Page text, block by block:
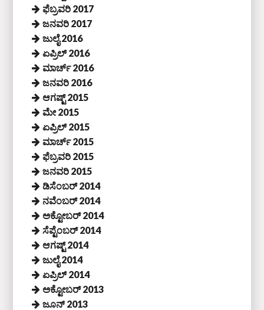
ಫೆಬ್ರವರಿ 2017
ಜನವರಿ 2017
ಜುಲೈ 2016
ಏಪ್ರಿಲ್ 2016
ಮಾರ್ಚ್ 2016
ಜನವರಿ 2016
ಆಗಷ್ಟ್ 2015
ಮೇ 2015
ಏಪ್ರಿಲ್ 2015
ಮಾರ್ಚ್ 2015
ಫೆಬ್ರವರಿ 2015
ಜನವರಿ 2015
ಡಿಸೆಂಬರ್ 2014
ನವೆಂಬರ್ 2014
ಅಕ್ಟೋಬರ್ 2014
ಸೆಪ್ಟೆಂಬರ್ 2014
ಆಗಷ್ಟ್ 2014
ಜುಲೈ 2014
ಏಪ್ರಿಲ್ 2014
ಅಕ್ಟೋಬರ್ 2013
ಜೂನ್ 2013